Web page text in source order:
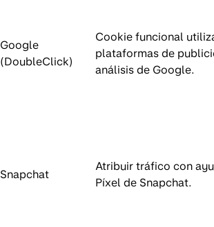
Google
(DoubleClick)
Cookie funcional
plataformas de
análisis de Google.
Snapchat
Atribuir tráfico con
Píxel de Snapchat.